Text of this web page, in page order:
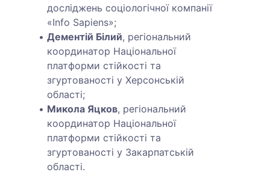
досліджень соціологічної компанії
«Info Sapiens»;
Дементій Білий, регіональний
координатор Національної
платформи стійкості та
згуртованості у Херсонській
області;
Микола Яцков, регіональний
координатор Національної
платформи стійкості та
згуртованості у Закарпатській
області.